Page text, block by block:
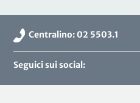
Centralino: 02 5503.1
Seguici sui social: